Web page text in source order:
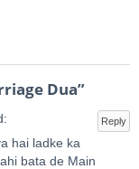
Dua”
Reply
hai ladke ka
bata de Main